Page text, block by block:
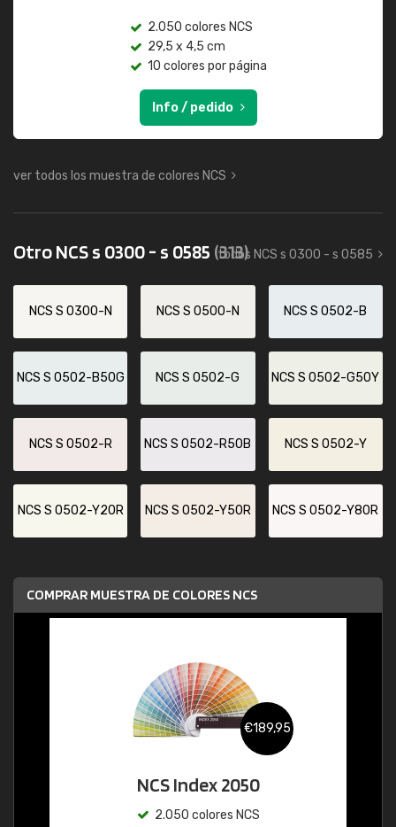
2.050 colores NCS
29,5 x 4,5 cm
10 colores por página
Info / pedido
ver todos los muestra de colores NCS
Otro NCS s 0300 - s 0585 (313)
todos NCS s 0300 - s 0585
NCS S 0300-N NCS S 0500-N NCS S 0502-B
NCS S 0502-B50G NCS S 0502-G NCS S 0502-G50Y
NCS S 0502-R NCS S 0502-R50B NCS S 0502-Y
NCS S 0502-Y20R NCS S 0502-Y50R NCS S 0502-Y80R
COMPRAR MUESTRA DE COLORES NCS
€189,95
NCS Index 2050
2.050 colores NCS